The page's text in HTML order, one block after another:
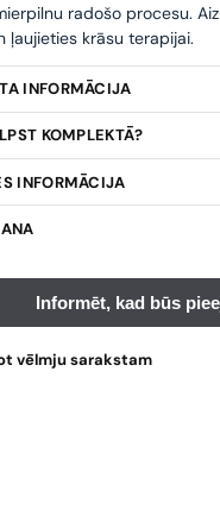
radošo procesu.
ļaujieties krāsu terapijai.
INFORMĀCIJA
KOMPLEKTĀ?
INFORMĀCIJA
vēlmju sarakstam